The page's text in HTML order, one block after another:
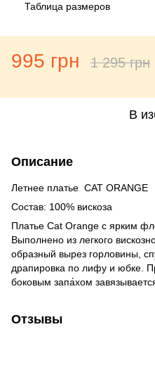
Таблица размеров
995 грн 1 295 грн
В
Описание
Летнее платье CAT ORANGE
Состав: 100% вискоза
Платье Cat Orange с ярким
Выполнено из легкого
образный вырез горловины,
драпировка по лифу и юбке.
боковым запа́хом
Отзывы